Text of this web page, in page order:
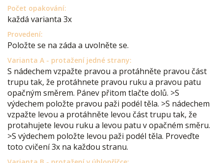
Počet opakování:
každá varianta 3x
Provedení:
Položte se na záda a uvolněte se.
Varianta A - protažení jedné strany:
S nádechem vzpažte pravou a protáhněte pravou část
trupu tak, že protáhnete pravou ruku a pravou patu
opačným směrem. Pánev přitom tlačte dolů. >S
výdechem položte pravou paži podél těla. >S nádechem
vzpažte levou a protáhněte levou část trupu tak, že
protahujete levou ruku a levou patu v opačném směru.
>S výdechem položte levou paži podél těla. Proveďte
toto cvičení 3x na každou stranu.